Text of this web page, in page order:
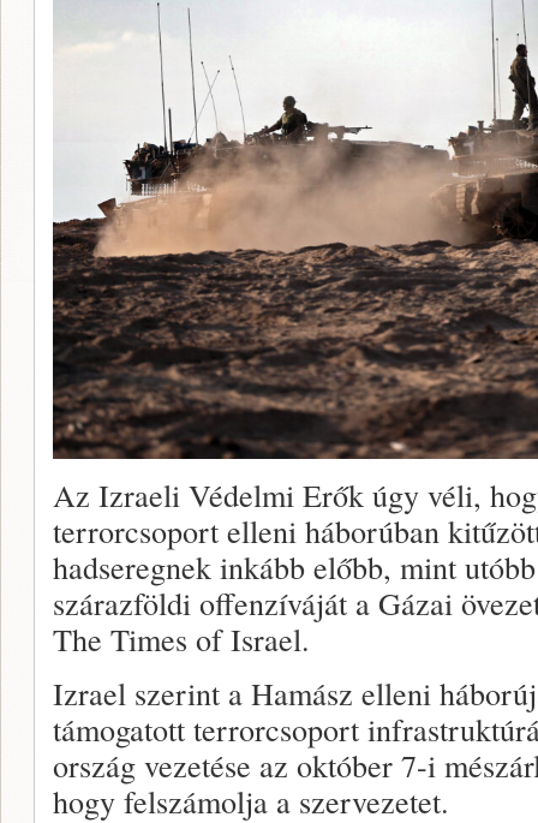
Az Izraeli Védelmi Erők úgy véli,
terrorcsoport elleni háborúban
hadseregnek inkább előbb, mint
szárazföldi offenzíváját a Gázai
The Times of Israel.
Izrael szerint a Hamász elleni
támogatott terrorcsoport
ország vezetése az október 7-i
hogy felszámolja a szervezetet.